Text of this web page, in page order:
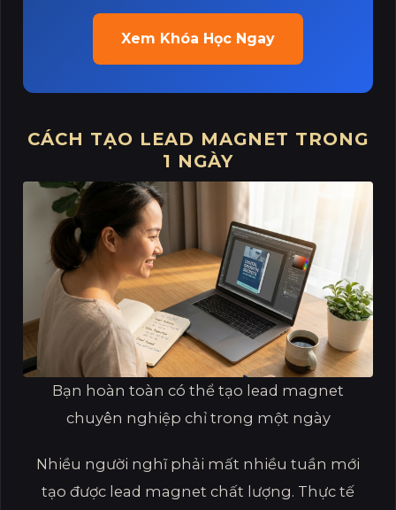
Xem Khóa Học Ngay
CÁCH TẠO LEAD MAGNET TRONG
1 NGÀY
Bạn hoàn toàn có thể tạo lead magnet
chuyên nghiệp chỉ trong một ngày
Nhiều người nghĩ phải mất nhiều tuần mới
tạo được lead magnet chất lượng. Thực tế